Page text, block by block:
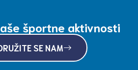
športne aktivnosti
SE NAM